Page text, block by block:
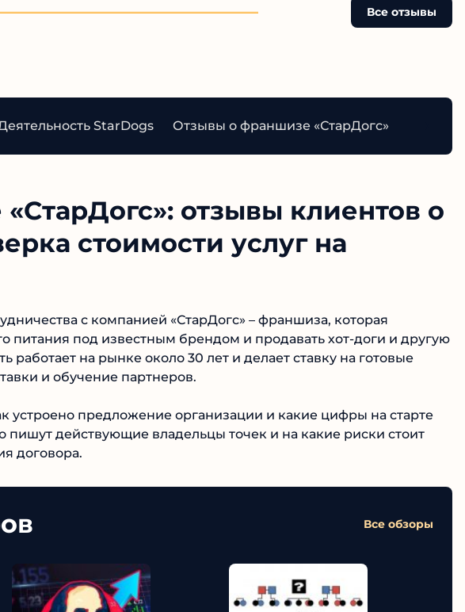
подобных сомнительных
Все отзывы
StarDogs Отзывы о франшизе «СтарДогс»
отзывы клиентов о
стоимости услуг на
с компанией «СтарДогс» – франшиза, которая
питания под известным брендом и продавать хот-доги и
сеть работает на рынке около 30 лет и делает ставку на
поставки и обучение партнеров.
устроено предложение организации и какие цифры на старте
действующие владельцы точек и на какие риски стоит
договора.
Все обзоры